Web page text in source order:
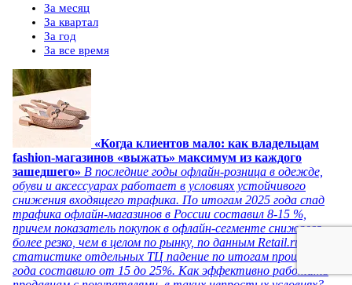
За месяц
За квартал
За год
За все время
«Когда клиентов мало: как владельцам
fashion-магазинов «выжать» максимум из каждого
зашедшего» В последние годы офлайн-розница в одежде,
обуви и аксессуарах работает в условиях устойчивого
снижения входящего трафика. По итогам 2025 года спад
трафика офлайн-магазинов в России составил 8-15 %,
причем показатель покупок в офлайн-сегменте снижался
более резко, чем в целом по рынку, по данным Retail.ru. По
статистике отдельных ТЦ падение по итогам прошлого
года составило от 15 до 25%. Как эффективно работать